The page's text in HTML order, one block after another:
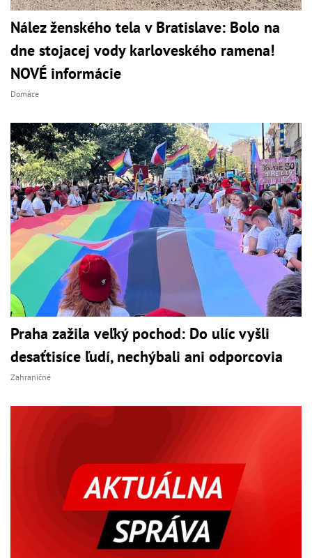
Nález ženského tela v Bratislave: Bolo na
dne stojacej vody karloveského ramena!
NOVÉ informácie
Domáce
Praha zažila veľký pochod: Do ulíc vyšli
desaťtisíce ľudí, nechýbali ani odporcovia
Zahraničné